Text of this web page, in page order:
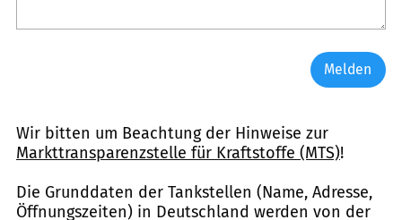
Melden
Wir bitten um Beachtung der Hinweise zur
Markttransparenzstelle für Kraftstoffe (MTS)!
Die Grunddaten der Tankstellen (Name, Adresse,
Öffnungszeiten) in Deutschland werden von der